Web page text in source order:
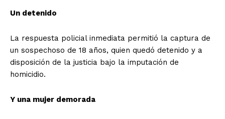
Un detenido
La respuesta policial inmediata permitió la captura de
un sospechoso de 18 años, quien quedó detenido y a
disposición de la justicia bajo la imputación de
homicidio.
Y una mujer demorada